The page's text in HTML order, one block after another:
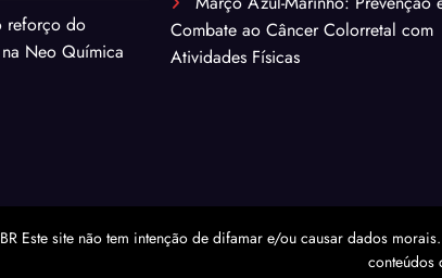
reforço do
Neo Química
Combate ao Câncer Colorretal com
Atividades Físicas
Este site não tem intenção de difamar e/ou causar dados
conteúdos